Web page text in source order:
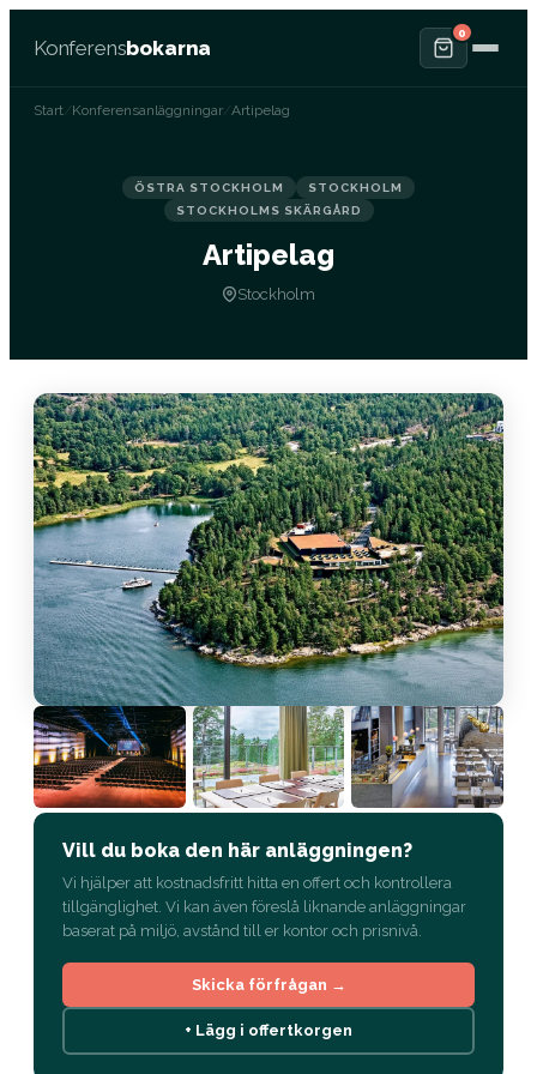
Konferensbokarna
0
Start Konferensanläggningar Artipelag
ÖSTRA STOCKHOLM
STOCKHOLM
STOCKHOLMS SKÄRGÅRD
Artipelag
Stockholm
Vill du boka den här anläggningen?
Vi hjälper att kostnadsfritt hitta en offert och kontrollera
tillgänglighet. Vi kan även föreslå liknande anläggningar
baserat på miljö, avstånd till er kontor och prisnivå.
Skicka förfrågan →
+ Lägg i offertkorgen